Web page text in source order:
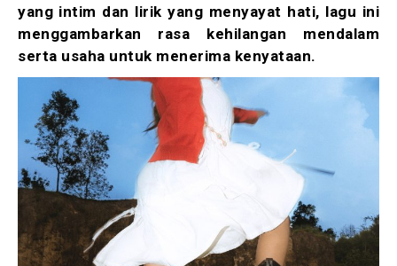
yang intim dan lirik yang menyayat hati, lagu ini
menggambarkan rasa kehilangan mendalam
serta usaha untuk menerima kenyataan.